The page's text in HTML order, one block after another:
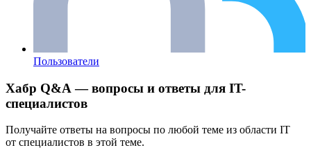
Пользователи
Хабр Q&A — вопросы и ответы для IT-
специалистов
Получайте ответы на вопросы по любой теме из области IT
от специалистов в этой теме.